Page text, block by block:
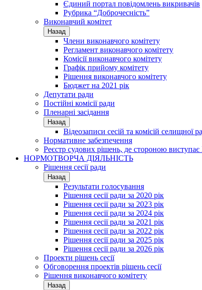
Єдиний портал повідомлень викривачів
Рубрика “Доброчесність”
Виконавчий комітет
Назад
Члени виконавчого комітету
Регламент виконавчого комітету
Комісії виконавчого комітету
Графік прийому комітету
Рішення виконавчого комітету
Бюджет на 2021 рік
Депутати ради
Постійні комісії ради
Пленарні засідання
Назад
Відеозаписи сесій та комісій селищної
Нормативне забезпечення
Реєстр судових рішень, де стороною
НОРМОТВОРЧА ДІЯЛЬНІСТЬ
Рішення сесії ради
Назад
Результати голосування
Рішення сесії ради за 2020 рік
Рішення сесії ради за 2023 рік
Рішення сесії ради за 2024 рік
Рішення сесії ради за 2021 рік
Рішення сесії ради за 2022 рік
Рішення сесії ради за 2025 рік
Рішення сесії ради за 2026 рік
Проекти рішень сесії
Обговорення проектів рішень сесії
Рішення виконавчого комітету
Назад